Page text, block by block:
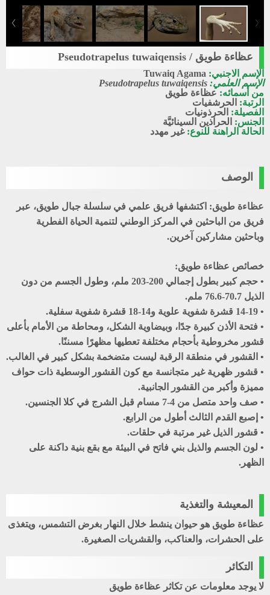
عظاءة طويق / Pseudotrapelus tuwaiqensis
الإسم الاجنبي: Tuwaiq Agama
الإسم العلمي: Pseudotrapelus tuwaiqensis
من أسمائه: عظاءة طويق
الرتبة: الحرشفيات
الفصيلة: الحرذونيات
الجنس: الحراذين السينائيَّة
الحالة الراهنة للنوع:غير مهدد
الوصف
عظاءة طويق: اكتشفها فريق علمي في سلسلة جبال طويق، عبر
فريق من الباحثين في المركز الوطني لتنمية الحياة الفطرية
وباحثين مشاركين آخرين.
خصائص عظاءة طويق:
• حجم كبير بطول إجمالي 200-203 ملم، وطول الجسم من دون
الذيل 70.7-76.6 ملم.
• 14-19 قشرة شفوية علوية و14-18 قشرة شفوية سفلية.
• فتحة الأذن كبيرة جدًا، وبيضاوية الشكل، ومحاطة من الأمام بأعلى
قشور مخروطية بأحجام مختلفة تعطيها مظهرًا مسننًا.
• القشور في منطقة الرقبة ليست متضخمة بشكل كبير في الغالب.
• قشور ظهرية غير متجانسة مع كون القشور الوسطية ذات حواف
مميزة وأكبر من القشور الجانبية.
• صف واحد متصل من 4-7 مسام قبل الشرج في كلا الجنسين.
• إصبع القدم الثالث أطول من الرابع.
• قشور الذيل غير مرتبة في حلقات.
• لون الجسم والذيل بني فاتح في البيئة مع بقع بنية داكنة على
الظهر.
المعيشة والتغذية
عظاءة طويق هو حيوان ينشط خلال النهار بغرض التشمس، ويتغذى
على الحشرات، والعناكب، والقشريات الصغيرة.
التكائر
لا يوجد معلومات عن تكاثر عظاءة طويق